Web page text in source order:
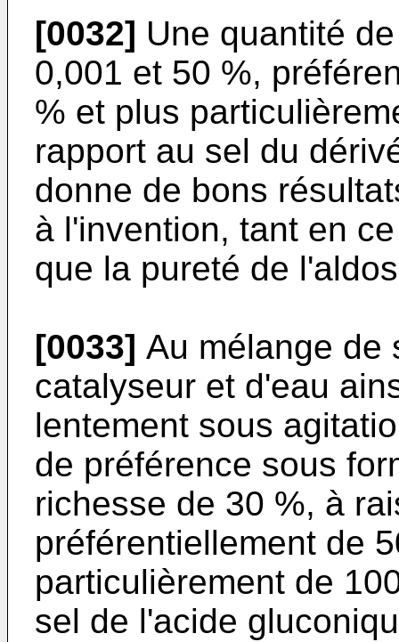
[0032] Une quantité
0,001 et 50 %,
% et plus
rapport au sel du
donne de bons
à l'invention, tant en
que la pureté de
[0033] Au mélange de
catalyseur et d'eau
lentement sous
de préférence sous
richesse de 30 %, à
préférentiellement de
particulièrement de
sel de l'acide